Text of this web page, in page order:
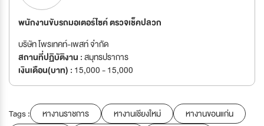
พนักงานขับรถมอเตอร์ไซค์ ตรวจเช็คปลวก
บริษัท โพรเทคท์-เพสท์ จำกัด
สถานที่ปฏิบัติงาน :สมุทรปราการ
เงินเดือน(บาท) : 15,000 - 15,000
Tags : หางานราชการ หางานเชียงใหม่
หางานขอนแก่น